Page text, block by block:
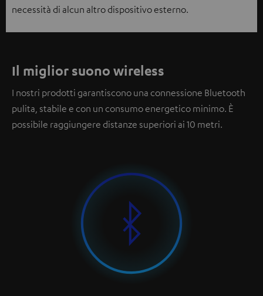
necessità di alcun altro dispositivo esterno.
Il miglior suono wireless
I nostri prodotti garantiscono una connessione Bluetooth
pulita, stabile e con un consumo energetico minimo. È
possibile raggiungere distanze superiori ai 10 metri.